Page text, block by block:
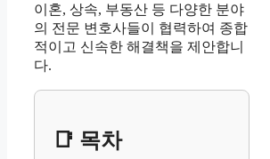
이혼, 상속, 부동산 등 다양한 분야
의 전문 변호사들이 협력하여 종합
적이고 신속한 해결책을 제안합니
다.
📑 목차